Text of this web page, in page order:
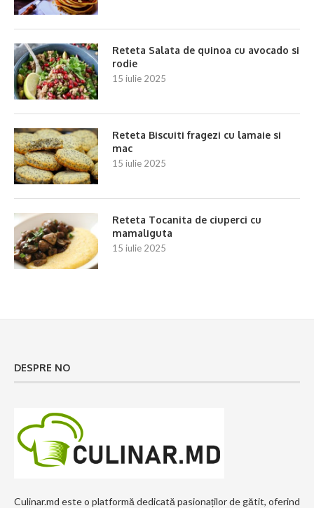
Reteta Salata de quinoa cu avocado si
rodie
15 iulie 2025
Reteta Biscuiti fragezi cu lamaie si
mac
15 iulie 2025
Reteta Tocanita de ciuperci cu
mamaliguta
15 iulie 2025
DESPRE NO
Culinar.md este o platformă dedicată pasionaților de gătit, oferind